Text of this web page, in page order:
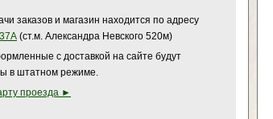
заказов и магазин находится по адресу
(ст.м. Александра Невского 520м)
с доставкой на сайте будут
в штатном режиме.
проезда ►